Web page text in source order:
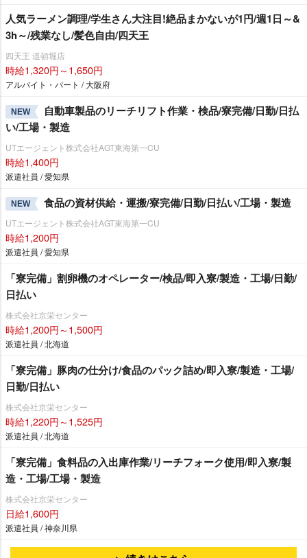
人気ラーメン調理/学生さん大注目!絶品まかないが1円/週1日～&
3h～/残業なし/髪色自由/四天王
四天王 道頓堀店
時給1,320円～1,650円
アルバイト・パート / 大阪府
NEW
自動車製品のリーチリフト作業・検品/寮完備/日勤/日払
い/工場・製造
UTエージェント株式会社AGT東海第一CU
時給1,400円
派遣社員 / 愛知県
NEW 食品の資材供給・運搬/寮完備/日勤/日払い/工場・製造
UTエージェント株式会社AGT東海第一CU
時給1,200円
派遣社員 / 愛知県
「寮完備」割卵機のオペレーター/検品/即入寮/製造・工場/日勤/
日払い
株式会社京栄センター
時給1,200円～1,500円
派遣社員 / 北海道
「寮完備」豚肉の仕分け/食品のパック詰め/即入寮/製造・工場/
日勤/日払い
株式会社京栄センター
時給1,220円～1,525円
派遣社員 / 北海道
「寮完備」食料品の入出庫作業/リーチフォーク使用/即入寮/製
造・工場/工場・製造
株式会社京栄センター
日給1,600円
派遣社員 / 神奈川県